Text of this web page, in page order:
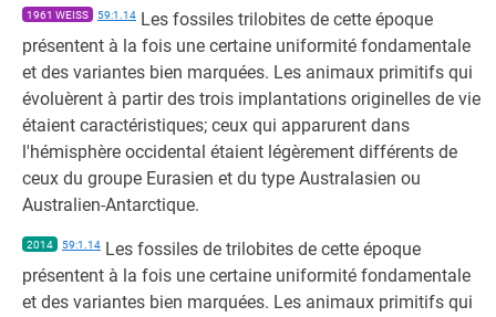
1961 WEISS 59:1.14 Les fossiles trilobites de cette époque
présentent à la fois une certaine uniformité fondamentale
et des variantes bien marquées. Les animaux primitifs qui
évoluèrent à partir des trois implantations originelles de vie
étaient caractéristiques; ceux qui apparurent dans
l'hémisphère occidental étaient légèrement différents de
ceux du groupe Eurasien et du type Australasien ou
Australien-Antarctique.
2014 59:1.14 Les fossiles de trilobites de cette époque
présentent à la fois une certaine uniformité fondamentale
et des variantes bien marquées. Les animaux primitifs qui